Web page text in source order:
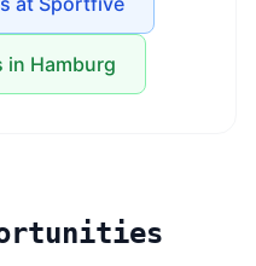
in Hamburg